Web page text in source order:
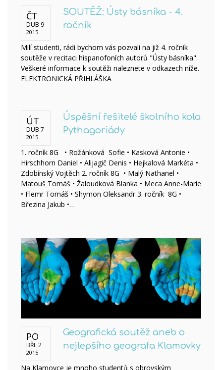
ČT
DUB 9
2015
SOUTĚŽ: Ústy básníka - 4.
ročník
Milí studenti, rádi bychom vás pozvali na již 4. ročník
soutěže v recitaci hispanofoních autorů "Ústy básníka".
Veškeré informace k soutěži naleznete v odkazech níže.
ELEKTRONICKÁ PŘIHLÁŠKA
ÚT
DUB 7
2015
Úspěšní řešitelé školního kola
Pythagoriády
1. ročník 8G • Rožánková Sofie • Kasková Antonie •
Hirschhorn Daniel • Alijagič Denis • Hejkalová Markéta •
Zdobínský Vojtěch 2. ročník 8G • Malý Nathanel •
Matouš Tomáš • Žaloudková Blanka • Meca Anne-Marie
• Flemr Tomáš • Shymon Oleksandr 3. ročník 8G •
Březina Jakub •…
PO
BŘE 2
2015
Geografická soutěž aneb o
nejlepšího geografa Klamovky
Na Klamovce je mnoho studentů s obrovským